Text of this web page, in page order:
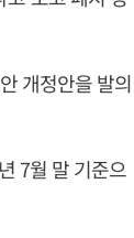
개정안을 발의
7월 말 기준으